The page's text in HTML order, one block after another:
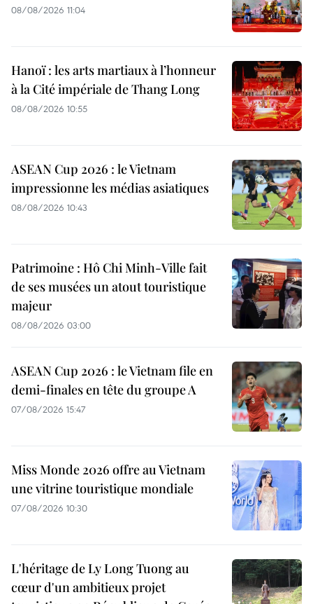
08/08/2026 11:04
Hanoï : les arts martiaux à l’honneur
à la Cité impériale de Thang Long
08/08/2026 10:55
ASEAN Cup 2026 : le Vietnam
impressionne les médias asiatiques
08/08/2026 10:43
Patrimoine : Hô Chi Minh-Ville fait
de ses musées un atout touristique
majeur
08/08/2026 03:00
ASEAN Cup 2026 : le Vietnam file en
demi-finales en tête du groupe A
07/08/2026 15:47
Miss Monde 2026 offre au Vietnam
une vitrine touristique mondiale
07/08/2026 10:30
L'héritage de Ly Long Tuong au
cœur d'un ambitieux projet